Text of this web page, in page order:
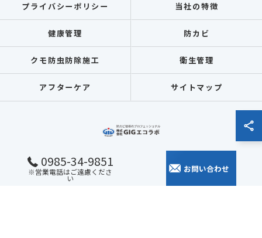
0985-34-9851
※営業電話はご遠慮くださ
い
お問い合わせ
プライバシーポリシー 当社の特徴
健康管理 防カビ
クモ防虫防除施工 衛生管理
アフターケア サイトマップ
© 2026 全国各地のカビ取りなら株式会社GIGエコラボ ALL RIGHTS RESERVED.